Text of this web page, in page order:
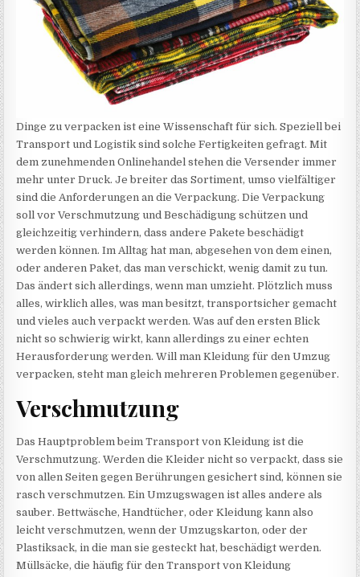
Dinge zu verpacken ist eine Wissenschaft für sich. Speziell bei
Transport und Logistik sind solche Fertigkeiten gefragt. Mit
dem zunehmenden Onlinehandel stehen die Versender immer
mehr unter Druck. Je breiter das Sortiment, umso vielfältiger
sind die Anforderungen an die Verpackung. Die Verpackung
soll vor Verschmutzung und Beschädigung schützen und
gleichzeitig verhindern, dass andere Pakete beschädigt
werden können. Im Alltag hat man, abgesehen von dem einen,
oder anderen Paket, das man verschickt, wenig damit zu tun.
Das ändert sich allerdings, wenn man umzieht. Plötzlich muss
alles, wirklich alles, was man besitzt, transportsicher gemacht
und vieles auch verpackt werden. Was auf den ersten Blick
nicht so schwierig wirkt, kann allerdings zu einer echten
Herausforderung werden. Will man Kleidung für den Umzug
verpacken, steht man gleich mehreren Problemen gegenüber.
Verschmutzung
Das Hauptproblem beim Transport von Kleidung ist die
Verschmutzung. Werden die Kleider nicht so verpackt, dass sie
von allen Seiten gegen Berührungen gesichert sind, können sie
rasch verschmutzen. Ein Umzugswagen ist alles andere als
sauber. Bettwäsche, Handtücher, oder Kleidung kann also
leicht verschmutzen, wenn der Umzugskarton, oder der
Plastiksack, in die man sie gesteckt hat, beschädigt werden.
Müllsäcke, die häufig für den Transport von Kleidung